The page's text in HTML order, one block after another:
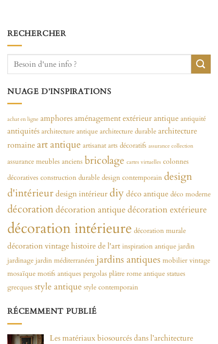
RECHERCHER
NUAGE D’INSPIRATIONS
achat en ligne amphoresaménagement extérieurantique antiquité
antiquités architecture antique architecture durable architecture
romaineart antique artisanat arts décoratifs assurance collection
assurance meubles anciens bricolage cartes virtuelles colonnes
décoratives construction durable design contemporain design
d'intérieurdesign intérieur diy déco antique déco moderne
décorationdécoration antiquedécoration extérieure
décoration intérieure décoration murale
décoration vintagehistoire de l'art inspiration antique jardin
jardinage jardin méditerranéen jardins antiques mobilier vintage
mosaïque motifs antiques pergolas plâtre rome antique statues
grecques style antique style contemporain
RÉCEMMENT PUBLIÉ
Les matériaux biosourcés dans l’architecture